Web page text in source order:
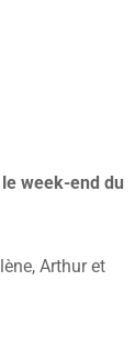
le week-end du
Arthur et